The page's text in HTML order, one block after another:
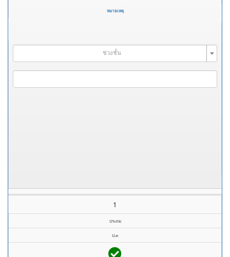
หมายเหตุ
ช่วงชั้น
1
ประถม
ป.๓